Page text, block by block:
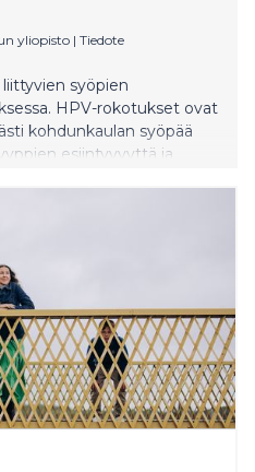
yliopisto | Tiedote
syöpien
HPV-rokotukset ovat
kohdunkaulan syöpää
esiintyvyyttä ja